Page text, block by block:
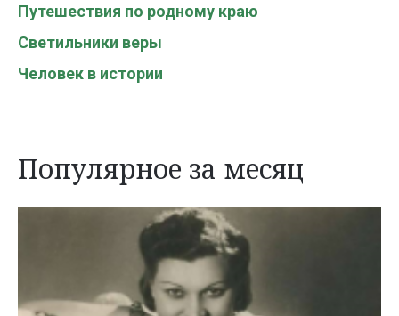
Путешествия по родному краю
Светильники веры
Человек в истории
Популярное за месяц